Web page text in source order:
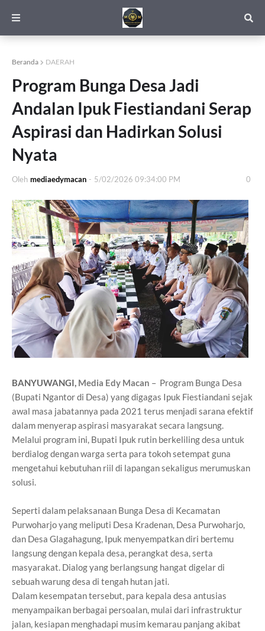
Beranda DAERAH
Program Bunga Desa Jadi
Andalan Ipuk Fiestiandani Serap
Aspirasi dan Hadirkan Solusi
Nyata
Oleh mediaedymacan - 5/02/2026 09:34:00 PM 0
BANYUWANGI, Media Edy Macan – Program Bunga Desa
(Bupati Ngantor di Desa) yang digagas Ipuk Fiestiandani sejak
awal masa jabatannya pada 2021 terus menjadi sarana efektif
dalam menyerap aspirasi masyarakat secara langsung.
Melalui program ini, Bupati Ipuk rutin berkeliling desa untuk
berdialog dengan warga serta para tokoh setempat guna
mengetahui kebutuhan riil di lapangan sekaligus merumuskan
solusi.
Seperti dalam pelaksanaan Bunga Desa di Kecamatan
Purwoharjo yang meliputi Desa Kradenan, Desa Purwoharjo,
dan Desa Glagahagung, Ipuk menyempatkan diri bertemu
langsung dengan kepala desa, perangkat desa, serta
masyarakat. Dialog yang berlangsung hangat digelar di
sebuah warung desa di tengah hutan jati.
Dalam kesempatan tersebut, para kepala desa antusias
menyampaikan berbagai persoalan, mulai dari infrastruktur
jalan, kesiapan menghadapi musim kemarau panjang akibat